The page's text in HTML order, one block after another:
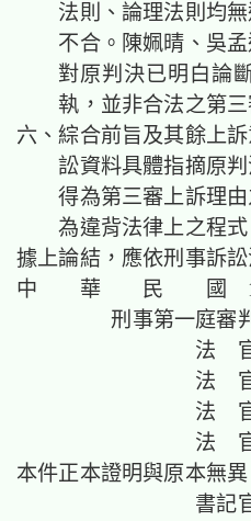
法則、論理法則均
不合。陳姵晴、吳
對原判決已明白論
執，並非合法之第三
六、綜合前旨及其餘上
訟資料具體指摘原
得為第三審上訴理
為違背法律上之程式
據上論結，應依刑事訴
中 華 民 國
刑事第一庭審判
法 官 劉
法 官 蔡
法 官 高
法 官 黃
本件正本證明與原本無異
書記官 鄭